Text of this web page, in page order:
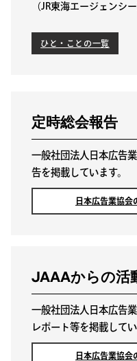
（JR東海エージェンシー
ひと・ことの一覧
ひと・ことの一覧
定時総会報告
一般社団法人日本広告
告を掲載しています。
日本広告業協会
JAAAからの活
一般社団法人日本広告
レポート等を掲載してい
日本広告業協会